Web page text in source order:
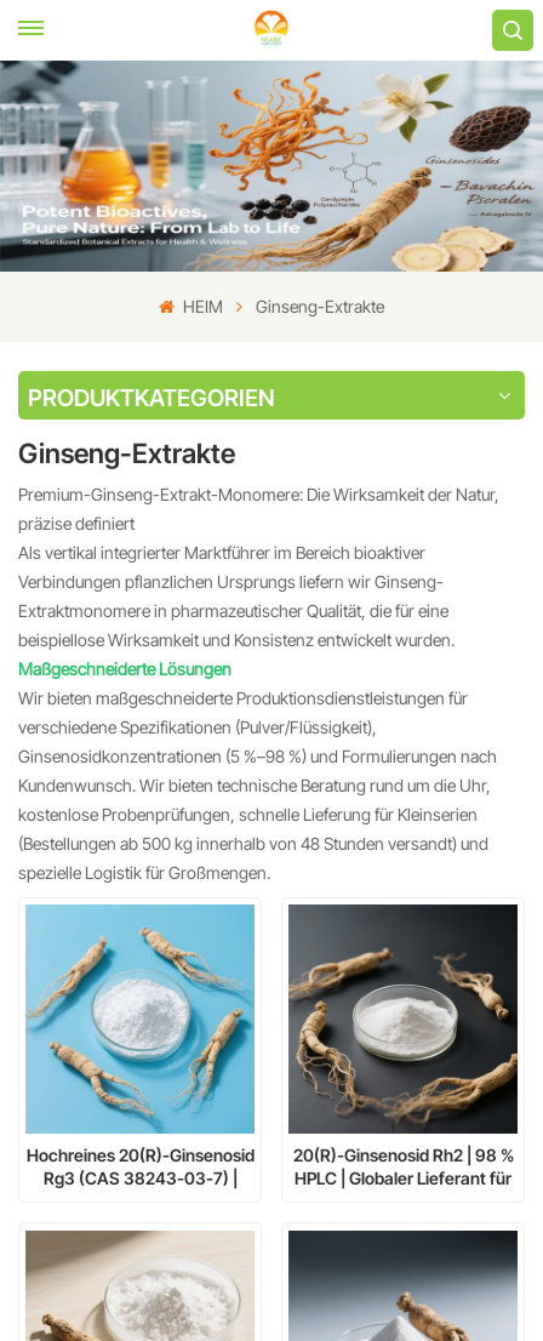
HEIM Ginseng-Extrakte
PRODUKTKATEGORIEN
Ginseng-Extrakte
Premium-Ginseng-Extrakt-Monomere: Die Wirksamkeit der Natur,
präzise definiert
Als vertikal integrierter Marktführer im Bereich bioaktiver
Verbindungen pflanzlichen Ursprungs liefern wir Ginseng-
Extraktmonomere in pharmazeutischer Qualität, die für eine
beispiellose Wirksamkeit und Konsistenz entwickelt wurden.
Maßgeschneiderte Lösungen
Wir bieten maßgeschneiderte Produktionsdienstleistungen für
verschiedene Spezifikationen (Pulver/Flüssigkeit),
Ginsenosidkonzentrationen (5 %–98 %) und Formulierungen nach
Kundenwunsch. Wir bieten technische Beratung rund um die Uhr,
kostenlose Probenprüfungen, schnelle Lieferung für Kleinserien
(Bestellungen ab 500 kg innerhalb von 48 Stunden versandt) und
spezielle Logistik für Großmengen.
Hochreines 20(R)-Ginsenosid
Rg3 (CAS 38243-03-7) |
von mg bis kg
20(R)-Ginsenosid Rh2 | 98 %
HPLC | Globaler Lieferant für